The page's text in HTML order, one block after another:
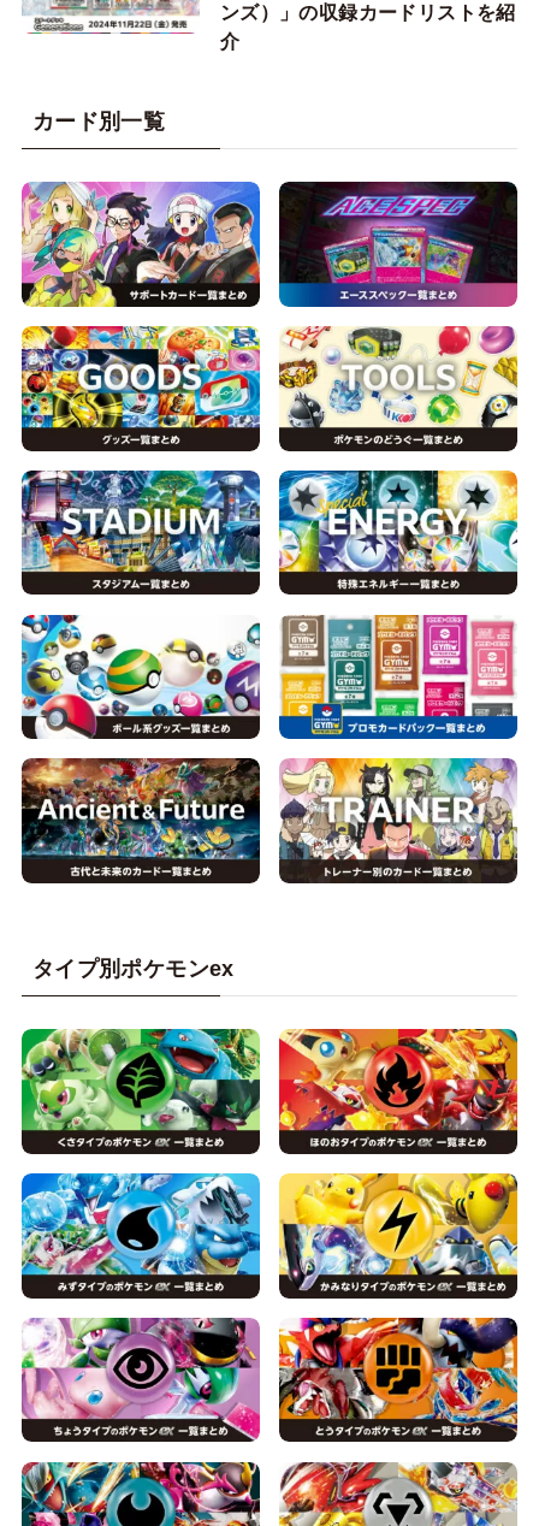
ンズ）」の収録カードリストを紹
介
カード別一覧
タイプ別ポケモンex